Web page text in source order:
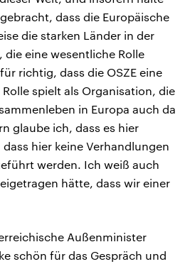
dass die Europäische
die starken Länder in der
die eine wesentliche Rolle
richtig, dass die OSZE eine
spielt als Organisation, die
in Europa auch da
glaube ich, dass es hier
hier keine Verhandlungen
werden. Ich weiß auch
hätte, dass wir einer
Außenminister
schön für das Gespräch und